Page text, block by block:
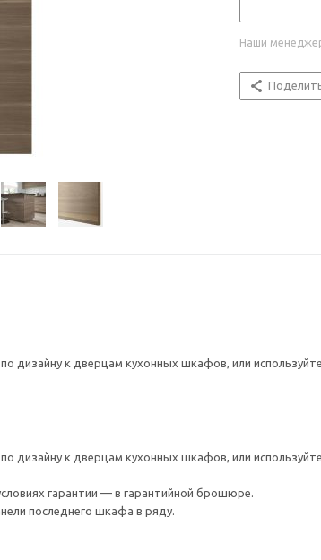
Наши
дизайну к дверцам кухонных шкафов, или
дизайну к дверцам кухонных шкафов, или
гарантии — в гарантийной брошюре.
последнего шкафа в ряду.